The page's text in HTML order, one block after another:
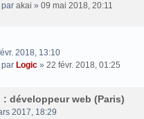
par akai » 09 mai 2018, 20:11
2018, 13:10
par Logic » 22 févr. 2018, 01:25
développeur web (Paris)
2017, 18:29